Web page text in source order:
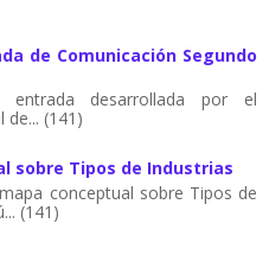
de Comunicación Segundo
desarrollada por el
de... (141)
sobre Tipos de Industrias
conceptual sobre Tipos de
(141)